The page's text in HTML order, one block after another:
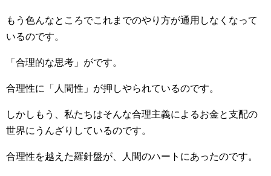
もう色んなところでこれまでのやり方が通用しなくなって
いるのです。
「合理的な思考」がです。
合理性に「人間性」が押しやられているのです。
しかしもう、私たちはそんな合理主義によるお金と支配の
世界にうんざりしているのです。
合理性を越えた羅針盤が、人間のハートにあったのです。